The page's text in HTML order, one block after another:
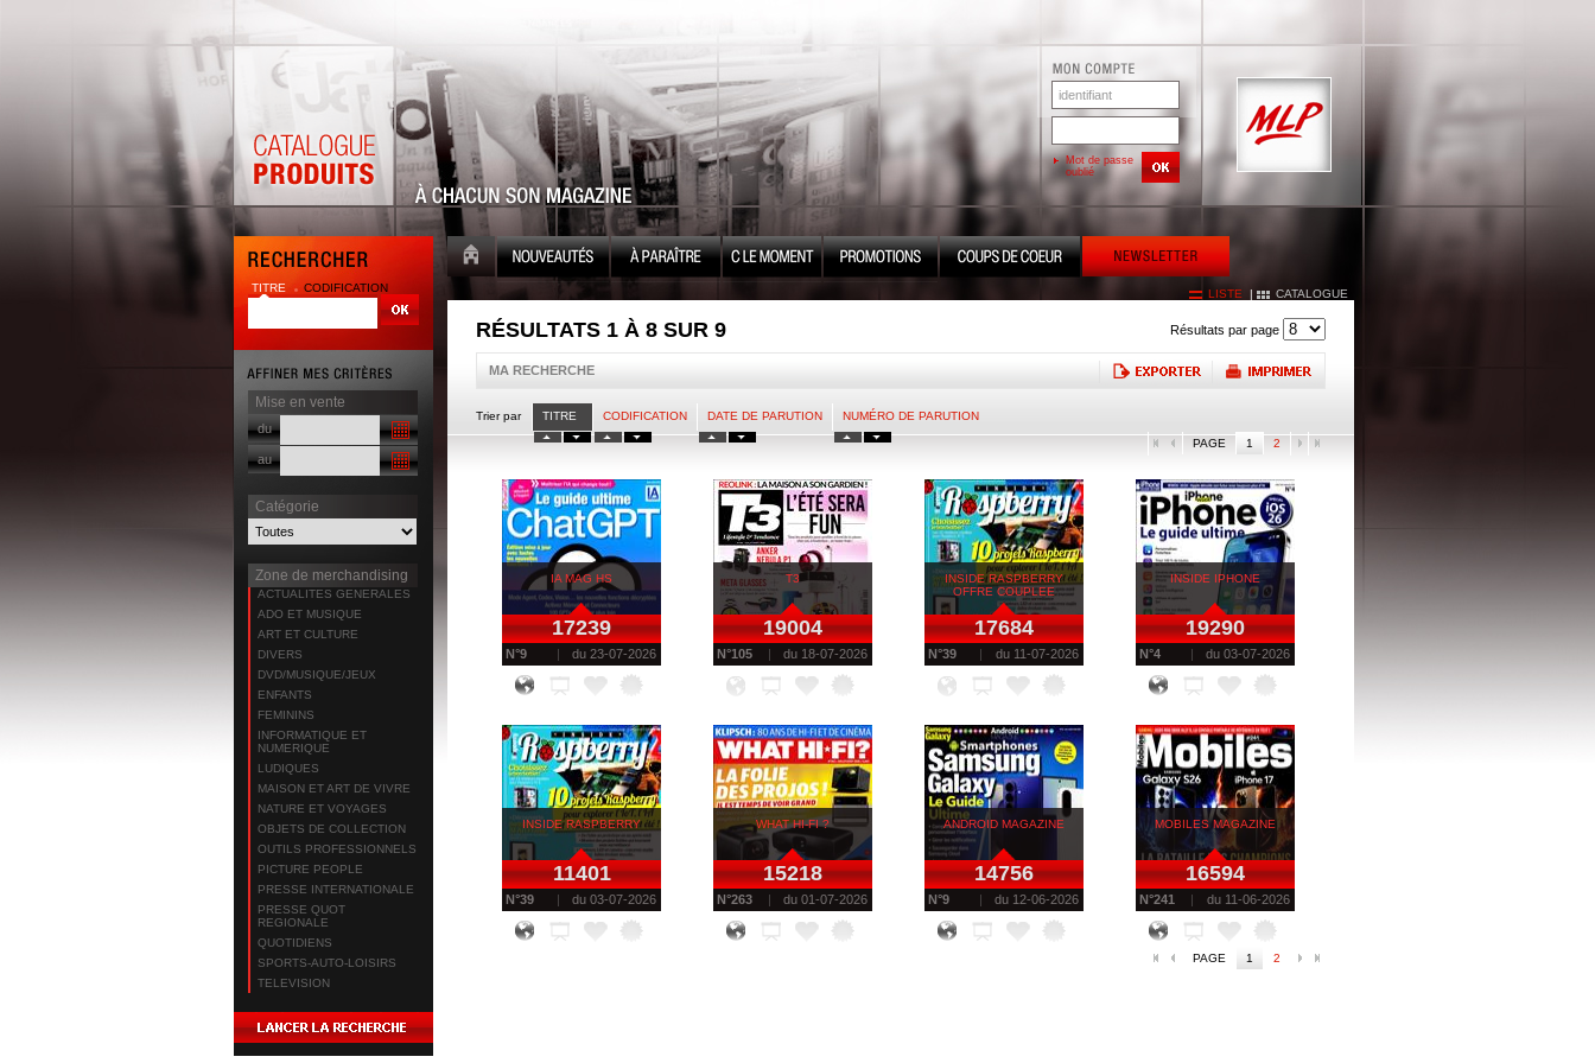
Mot de passe
oublié
TITRE CODIFICATION
Mise en vente
du
au
Catégorie
Zone de merchandising
ACTUALITES GENERALES
ADO ET MUSIQUE
ART ET CULTURE
DIVERS
DVD/MUSIQUE/JEUX
ENFANTS
FEMININS
INFORMATIQUE ET
NUMERIQUE
LUDIQUES
MAISON ET ART DE VIVRE
NATURE ET VOYAGES
OBJETS DE COLLECTION
OUTILS PROFESSIONNELS
PICTURE PEOPLE
PRESSE INTERNATIONALE
PRESSE QUOT
REGIONALE
QUOTIDIENS
SPORTS-AUTO-LOISIRS
TELEVISION
LISTE | CATALOGUE
RÉSULTATS 1 À 8 SUR 9 Résultats par page
MA RECHERCHE
Trier par TITRE CODIFICATION DATE DE PARUTION NUMÉRO DE PARUTION
PAGE 1 2
IA MAG HS
17239
N°9 du 23-07-2026
T3
19004
N°105 du 18-07-2026
INSIDE RASPBERRY
OFFRE COUPLEE
17684
N°39 du 11-07-2026
INSIDE IPHONE
19290
N°4 du 03-07-2026
INSIDE RASPBERRY
11401
N°39 du 03-07-2026
WHAT HI-FI ?
15218
N°263 du 01-07-2026
ANDROID MAGAZINE
14756
N°9 du 12-06-2026
MOBILES MAGAZINE
16594
N°241 du 11-06-2026
PAGE 1 2